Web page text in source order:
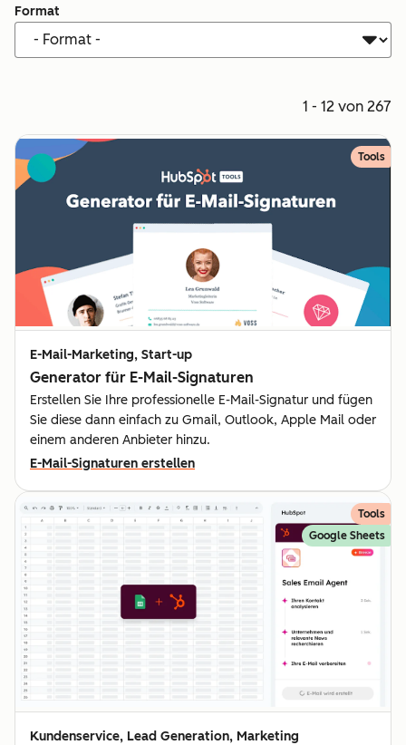
Format
1 - 12 von 267
Tools
E-Mail-Marketing, Start-up
Generator für E-Mail-Signaturen
Erstellen Sie Ihre professionelle E-Mail-Signatur und fügen
Sie diese dann einfach zu Gmail, Outlook, Apple Mail oder
einem anderen Anbieter hinzu.
E-Mail-Signaturen erstellen
Tools
Google Sheets
Kundenservice, Lead Generation, Marketing